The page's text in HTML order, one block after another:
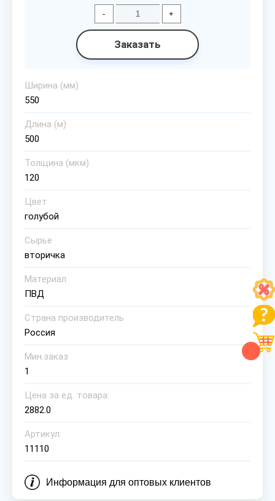
- +
Заказать
Ширина (мм)
550
Длина (м)
500
Толщина (мкм)
120
Цвет
голубой
Сырье
вторичка
Материал
ПВД
Страна производитель
Россия
Мин.заказ
1
Цена за ед. товара:
2882.0
Артикул:
11110
Информация для оптовых клиентов